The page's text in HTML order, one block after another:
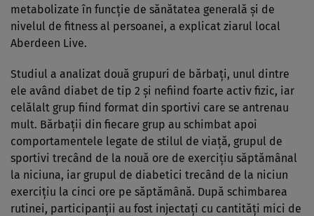
metabolizate în funcție de sănătatea generală și de
nivelul de fitness al persoanei, a explicat ziarul local
Aberdeen Live.
Studiul a analizat două grupuri de bărbați, unul dintre
ele având diabet de tip 2 și nefiind foarte activ fizic, iar
celălalt grup fiind format din sportivi care se antrenau
mult. Bărbații din fiecare grup au schimbat apoi
comportamentele legate de stilul de viață, grupul de
sportivi trecând de la nouă ore de exercițiu săptămânal
la niciuna, iar grupul de diabetici trecând de la niciun
exercițiu la cinci ore pe săptămână. După schimbarea
rutinei, participanții au fost injectați cu cantități mici de